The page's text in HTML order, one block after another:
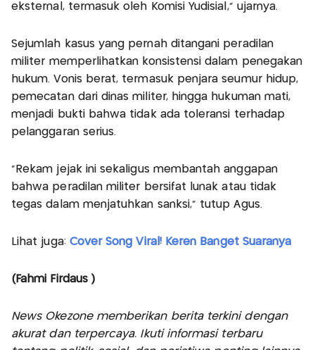
eksternal, termasuk oleh Komisi Yudisial,” ujarnya.
Sejumlah kasus yang pernah ditangani peradilan
militer memperlihatkan konsistensi dalam penegakan
hukum. Vonis berat, termasuk penjara seumur hidup,
pemecatan dari dinas militer, hingga hukuman mati,
menjadi bukti bahwa tidak ada toleransi terhadap
pelanggaran serius.
“Rekam jejak ini sekaligus membantah anggapan
bahwa peradilan militer bersifat lunak atau tidak
tegas dalam menjatuhkan sanksi,” tutup Agus.
Lihat juga: Cover Song Viral! Keren Banget Suaranya
(Fahmi Firdaus )
News Okezone memberikan berita terkini dengan
akurat dan terpercaya. Ikuti informasi terbaru